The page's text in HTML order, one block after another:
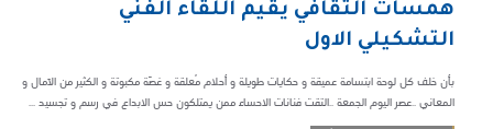
همسات الثقافي يقيم اللقاء الفني
التشكيلي الاول
بأن خلف كل لوحة ابتسامة عميقة و حكايات طويلة و أحلام مُعلقة و غصّة مكبوتة و الكثير من الآمال و
المعاني ..عصر اليوم الجمعة ..التقت فنانات الاحساء ممن يمتلكون حس الابداع في رسم و تجسيد ...